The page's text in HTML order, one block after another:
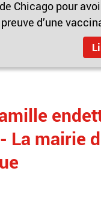
Chicago pour
d’une
La mairie